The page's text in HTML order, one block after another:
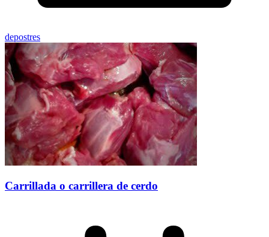
depostres
Carrillada o carrillera de cerdo